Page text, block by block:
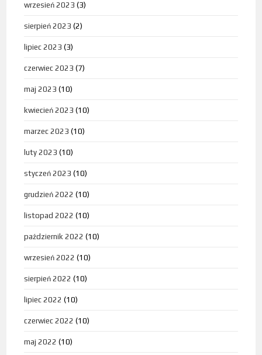
wrzesień 2023 (3)
sierpień 2023 (2)
lipiec 2023 (3)
czerwiec 2023 (7)
maj 2023 (10)
kwiecień 2023 (10)
marzec 2023 (10)
luty 2023 (10)
styczeń 2023 (10)
grudzień 2022 (10)
listopad 2022 (10)
październik 2022 (10)
wrzesień 2022 (10)
sierpień 2022 (10)
lipiec 2022 (10)
czerwiec 2022 (10)
maj 2022 (10)